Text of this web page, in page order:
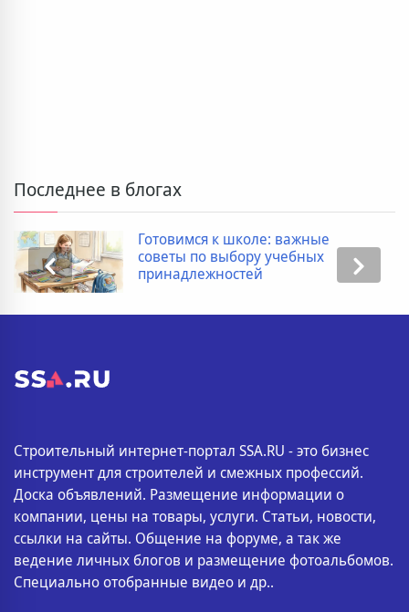
Последнее в блогах
Готовимся к школе: важные
советы по выбору учебных
принадлежностей
Строительный интернет-портал SSA.RU - это бизнес
инструмент для строителей и смежных профессий.
Доска объявлений. Размещение информации о
компании, цены на товары, услуги. Статьи, новости,
ссылки на сайты. Общение на форуме, а так же
ведение личных блогов и размещение фотоальбомов.
Специально отобранные видео и др..